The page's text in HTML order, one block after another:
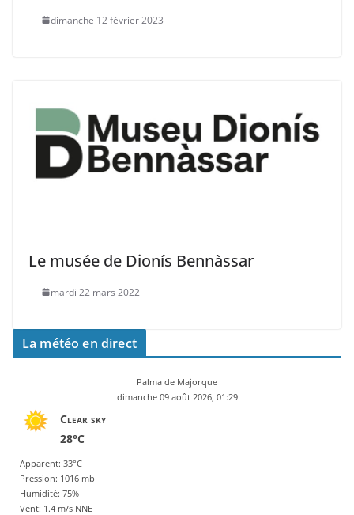
dimanche 12 février 2023
Le musée de Dionís Bennàssar
mardi 22 mars 2022
La météo en direct
Palma de Majorque
dimanche 09 août 2026, 01:29
Clear sky
28°C
Apparent: 33°C
Pression: 1016 mb
Humidité: 75%
Vent: 1.4 m/s NNE